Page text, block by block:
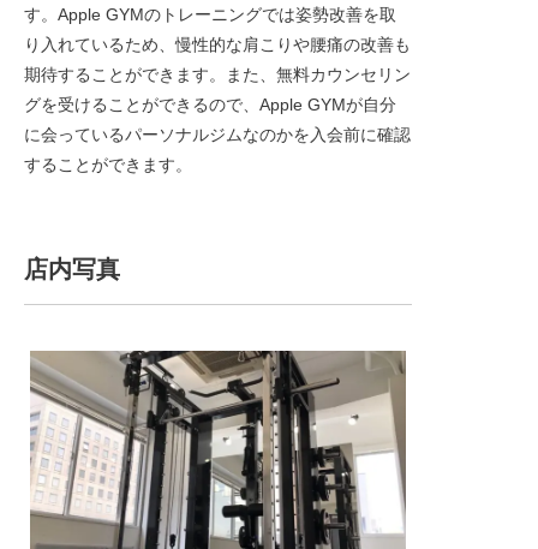
す。Apple GYMのトレーニングでは姿勢改善を取
り入れているため、慢性的な肩こりや腰痛の改善も
期待することができます。また、無料カウンセリン
グを受けることができるので、Apple GYMが自分
に会っているパーソナルジムなのかを入会前に確認
することができます。
店内写真